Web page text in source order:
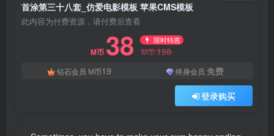
首涂第三十八套_仿爱电影模板 苹果CMS模板
此内容为付费资源，请付费后查看
M币 38 限时特惠
M币198
钻石会员 M币19 终身会员 免费
登录购买